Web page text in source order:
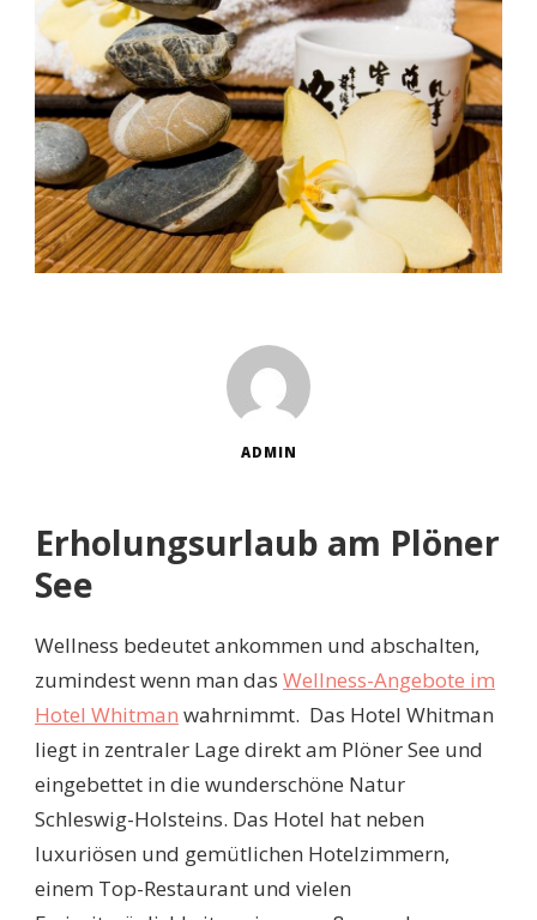
ADMIN
Erholungsurlaub am Plöner
See
Wellness bedeutet ankommen und abschalten,
zumindest wenn man das Wellness-Angebote im
Hotel Whitman wahrnimmt. Das Hotel Whitman
liegt in zentraler Lage direkt am Plöner See und
eingebettet in die wunderschöne Natur
Schleswig-Holsteins. Das Hotel hat neben
luxuriösen und gemütlichen Hotelzimmern,
einem Top-Restaurant und vielen